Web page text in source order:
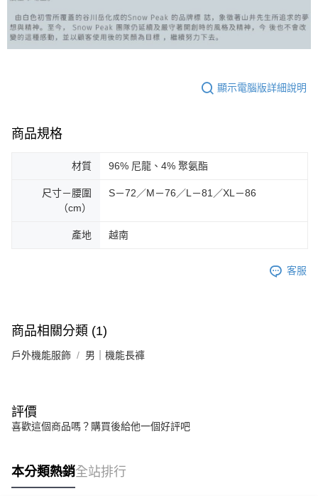
顯示電腦版詳細說明
商品規格
材質 96% 尼龍、4% 聚氨酯
尺寸－腰圍
（cm）
S－72／M－76／L－81／XL－86
產地 越南
客服
商品相關分類 (1)
戶外機能服飾 男｜機能長褲
評價
喜歡這個商品嗎？購買後給他一個好評吧
本分類熱銷全站排行